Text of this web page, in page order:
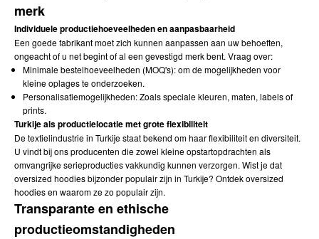
merk
Individuele productiehoeveelheden en aanpasbaarheid
Een goede fabrikant moet zich kunnen aanpassen aan uw behoeften,
ongeacht of u net begint of al een gevestigd merk bent. Vraag over:
Minimale bestelhoeveelheden (MOQ's): om de mogelijkheden voor
kleine oplages te onderzoeken.
Personalisatiemogelijkheden: Zoals speciale kleuren, maten, labels of
prints.
Turkije als productielocatie met grote flexibiliteit
De textielindustrie in Turkije staat bekend om haar flexibiliteit en diversiteit.
U vindt bij ons producenten die zowel kleine opstartopdrachten als
omvangrijke serieproducties vakkundig kunnen verzorgen. Wist je dat
oversized hoodies bijzonder populair zijn in Turkije? Ontdekoversized
hoodiesen waarom ze zo populair zijn.
Transparante en ethische
productieomstandigheden